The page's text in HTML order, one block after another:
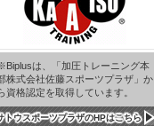
は、「加圧トレーニング本
株式会社佐藤スポーツプラザ」か
資格認定を取得しています。
トウスポーツプラザのHPはこちら